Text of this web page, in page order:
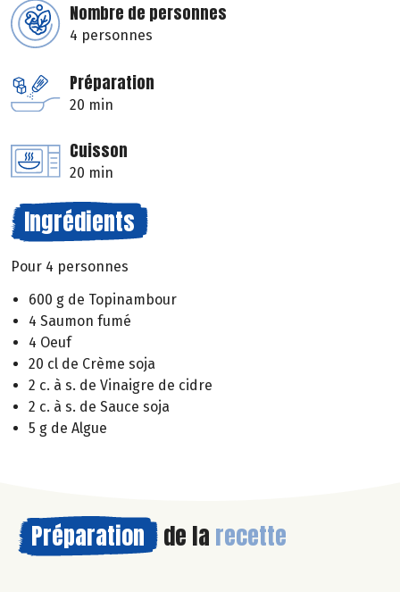
Nombre de personnes
4 personnes
Préparation
20 min
Cuisson
20 min
Ingrédients
Pour 4 personnes
600 g de Topinambour
4 Saumon fumé
4 Oeuf
20 cl de Crème soja
2 c. à s. de Vinaigre de cidre
2 c. à s. de Sauce soja
5 g de Algue
Préparation de la recette